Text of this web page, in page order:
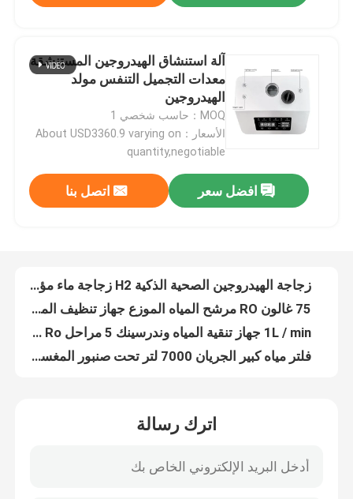
منتجات
جولة في المعمل
اتصل بنا
أخبار
آلة استنشاق الهيدروجين المستنشقة
معدات التجميل التنفس مولد
الهيدروجين
MOQ：حاسب شخصي 1
الأسعار：About USD3360.9 varying on
quantity,negotiable
افضل سعر اتصل بنا
زجاجة الهيدروجين الصحية الذكية H2 زجاجة ماء مؤين الهيدروجين القلوية
طاولة صغيرة منزلية مباشرة لتنظيف مياه الهيدروجين الشرب مع UV Tankless 500ml / Min
موزع لتنقية مياه الشرب المدمجة منضدية مع UV Ice Water ROHS CE
مبيعات ساخنة لجهاز تصفية المياه المحمول للأسرة
منظف مياه معتمد من قبل CE لنظام فلتر المياه تحت المغسلة
اترك رسالة